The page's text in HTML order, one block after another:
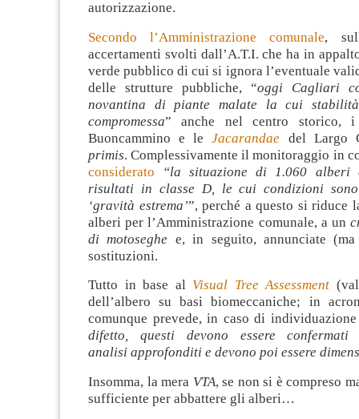
autorizzazione.
Secondo l’Amministrazione comunale,
accertamenti svolti dall’A.T.I. che ha in
verde pubblico di cui si ignora l’eventuale
delle strutture pubbliche, “oggi Cagliari
novantina di piante malate la cui stabilità
compromessa” anche nel centro
Buoncammino e leJacarandae del Largo
primis. Complessivamente il monitoraggio in
considerato
“la situazione di 1.060
risultati in classe D, le cui condizioni
‘gravità estrema’”, perché a questo si riduce
alberi per l’Amministrazione comunale, a un
di motoseghe e, in seguito, annunciate
sostituzioni.
Tutto in base al Visual Tree Assessment
dell’albero su basi biomeccaniche; in
comunque prevede, in caso di
difetto, questi devono essere
analisi approfonditi e devono poi essere
Insomma, la mera VTA, se non si è compreso
sufficiente per abbattere gli alberi…